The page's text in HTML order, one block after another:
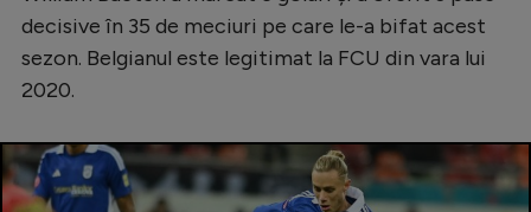
decisive în 35 de meciuri pe care le-a bifat acest
sezon. Belgianul este legitimat la FCU din vara lui
2020.